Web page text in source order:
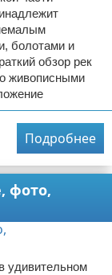
болотами и
обзор рек
живописными
Подробнее
фото,
удивительном